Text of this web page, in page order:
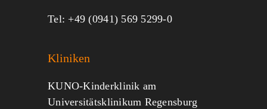
Tel: +49 (0941) 569 5299-0
Kliniken
KUNO-Kinderklinik am
Universitätsklinikum Regensburg